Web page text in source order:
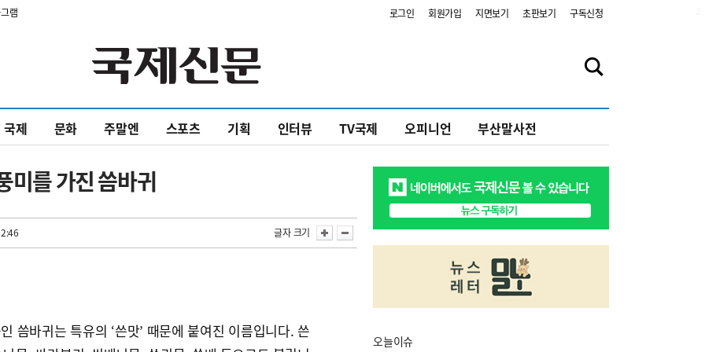
램 로그인 회원가입 지면보기 초판보기 구독신청
국제 문화 주말엔 스포츠 기획 인터뷰 TV국제 오피니언 부산말사전
미를 가진 씀바귀
글자 크기
씀바귀는 특유의 ‘쓴맛’ 때문에 붙여진 이름입니다. 쓴
오늘이슈